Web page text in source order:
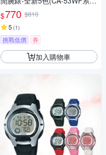
列)/34.4mm / 考試錶
$770 $810
5 (1)
挑戰低價 券
加入購物車